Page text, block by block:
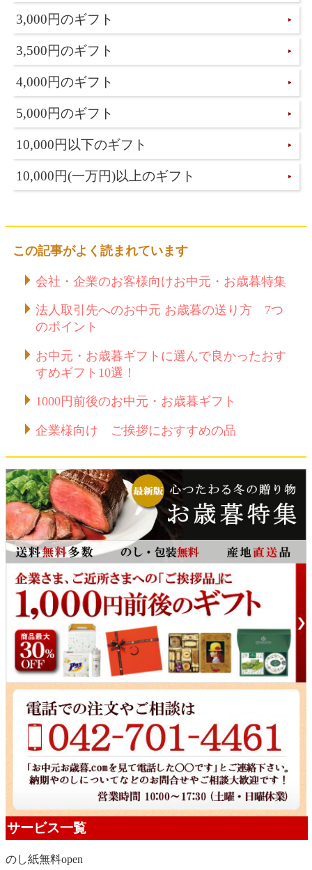
3,000円のギフト
3,500円のギフト
4,000円のギフト
5,000円のギフト
10,000円以下のギフト
10,000円(一万円)以上のギフト
この記事がよく読まれています
会社・企業のお客様向けお中元・お歳暮特集
法人取引先へのお中元 お歳暮の送り方 7つ
のポイント
お中元・お歳暮ギフトに選んで良かったおす
すめギフト10選！
1000円前後のお中元・お歳暮ギフト
企業様向け ご挨拶におすすめの品
サービス一覧
のし紙無料open